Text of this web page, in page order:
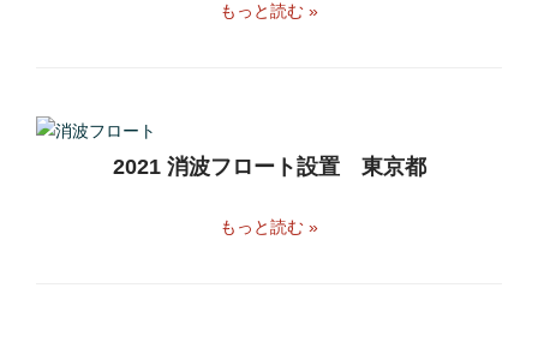
もっと読む »
2021 消波フロート設置 東京都
もっと読む »